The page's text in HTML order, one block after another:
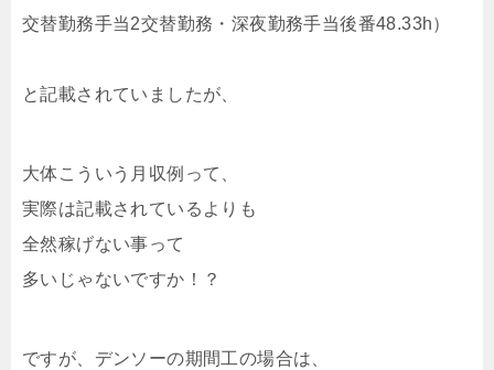
交替勤務手当2交替勤務・深夜勤務手当後番48.33h）
と記載されていましたが、
大体こういう月収例って、
実際は記載されているよりも
全然稼げない事って
多いじゃないですか！？
ですが、デンソーの期間工の場合は、